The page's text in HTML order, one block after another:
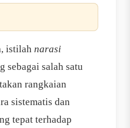
istilah narasi
sebagai salah satu
rangkaian
sistematis dan
tepat terhadap